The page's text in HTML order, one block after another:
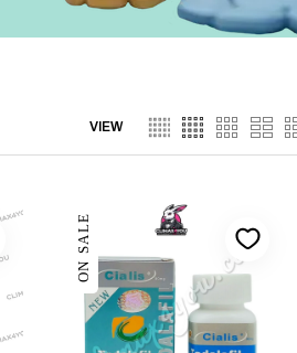
VIEW
ON SALE